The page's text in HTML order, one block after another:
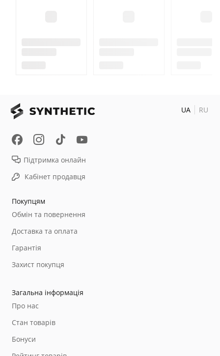
Покупцям
Обмін та повернення
Доставка та оплата
Гарантія
Захист покупця
Загальна інформація
Про нас
Стан товарів
Бонуси
Підтримка онлайн
Кабінет продавця
UA RU